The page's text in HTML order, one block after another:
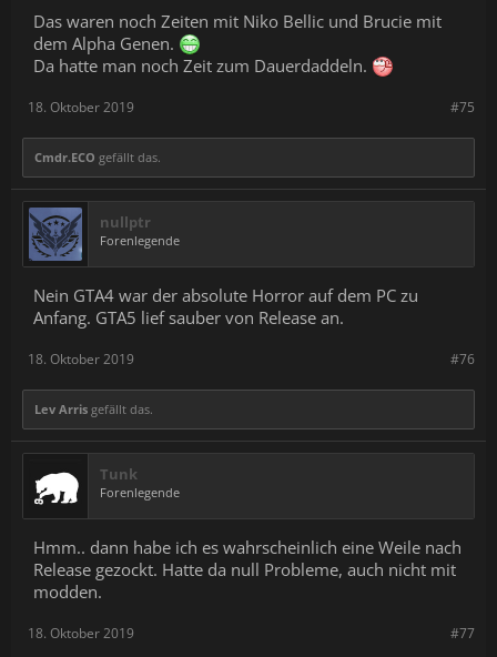
Das waren noch Zeiten mit Niko Bellic und Brucie mit
dem Alpha Genen.
Da hatte man noch Zeit zum Dauerdaddeln.
#75
18. Oktober 2019
Cmdr.ECO gefällt das.
nullptr
Forenlegende
Nein GTA4 war der absolute Horror auf dem PC zu
Anfang. GTA5 lief sauber von Release an.
#76
18. Oktober 2019
Lev Arris gefällt das.
Tunk
Forenlegende
Hmm.. dann habe ich es wahrscheinlich eine Weile nach
Release gezockt. Hatte da null Probleme, auch nicht mit
modden.
#77
18. Oktober 2019